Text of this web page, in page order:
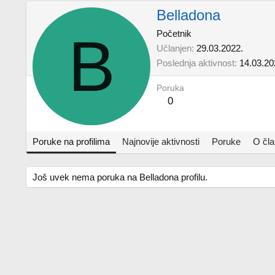
B
Belladona
Početnik
Učlanjen 29.03.2022.
Poslednja aktivnost
Poruka
0
Poruke na profilima Najnovije aktivnosti Poruke O
Još uvek nema poruka na Belladona profilu.